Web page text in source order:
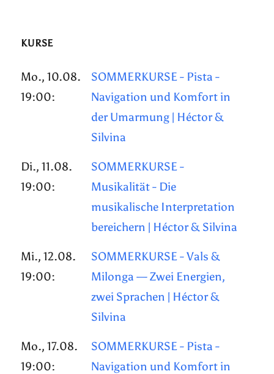
KURSE
Mo., 10.08.
19:00:
SOMMERKURSE - Pista -
Navigation und Komfort in
der Umarmung | Héctor &
Silvina
Di., 11.08.
19:00:
SOMMERKURSE -
Musikalität - Die
musikalische Interpretation
bereichern | Héctor & Silvina
Mi., 12.08.
19:00:
SOMMERKURSE - Vals &
Milonga — Zwei Energien,
zwei Sprachen | Héctor &
Silvina
Mo., 17.08.
19:00:
SOMMERKURSE - Pista -
Navigation und Komfort in